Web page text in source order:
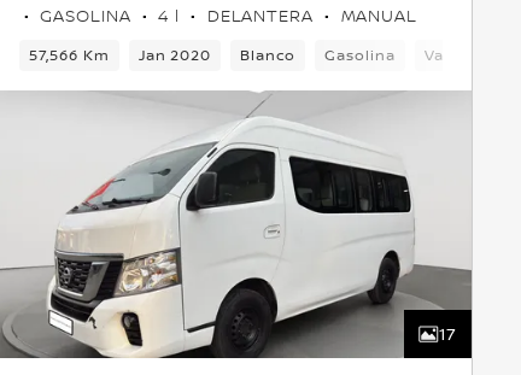
GASOLINA
4 l DELANTERA MANUAL
57,566 Km Jan 2020 Blanco Gasolina Van
17